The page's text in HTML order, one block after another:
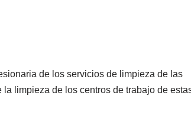
de los servicios de limpieza de las
limpieza de los centros de trabajo de